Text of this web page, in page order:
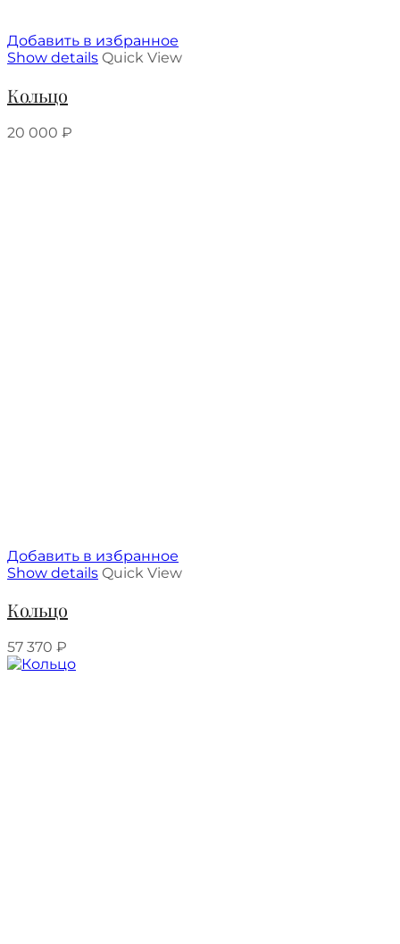
Добавить в избранное
Show details Quick View
Кольцо
20 000 ₽
Добавить в избранное
Show details Quick View
Кольцо
57 370 ₽